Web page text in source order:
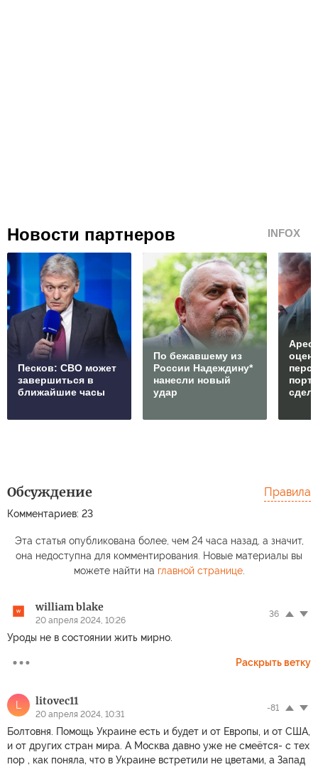
Новости партнеров INFOX
Песков: СВО может
завершиться в
ближайшие часы
По бежавшему из
России Надеждину*
нанесли новый
удар
Обсуждение
Комментариев: 23
Правила
Эта статья опубликована более, чем 24 часа назад, а значит,
она недоступна для комментирования. Новые материалы вы
можете найти на главной странице.
william blake
20 апреля 2024, 10:26
36
Уроды не в состоянии жить мирно.
Раскрыть ветку
L litovec11
20 апреля 2024, 10:31
-81
Болтовня. Помощь Украине есть и будет и от Европы, и от США,
и от других стран мира. А Москва давно уже не смеётся- с тех
пор , как поняла, что в Украине встретили не цветами, а Запад